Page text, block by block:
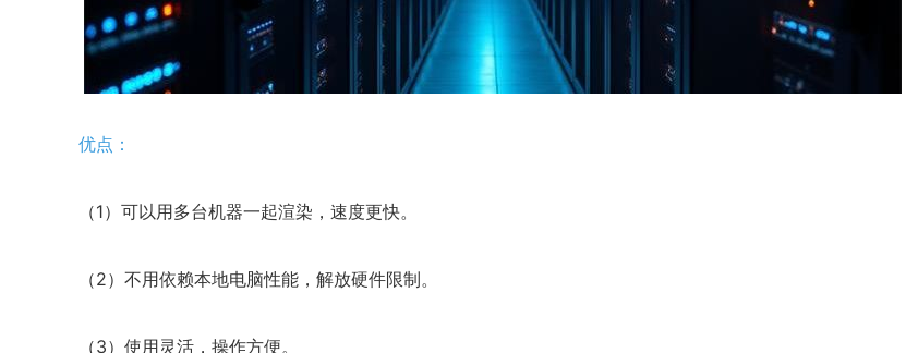
优点：
（1）可以用多台机器一起渲染，速度更快。
（2）不用依赖本地电脑性能，解放硬件限制。
（3）使用灵活，操作方便。